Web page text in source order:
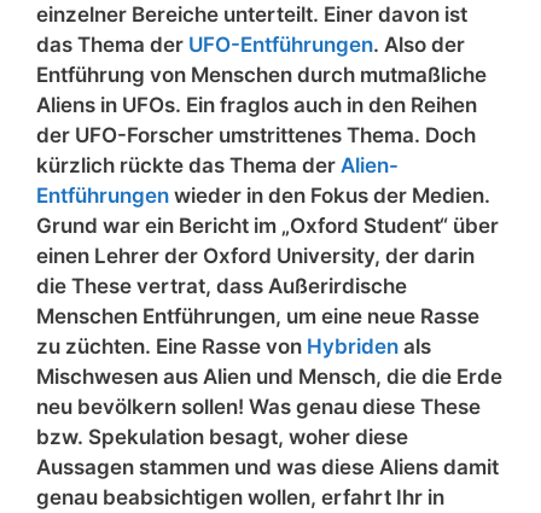
einzelner Bereiche unterteilt. Einer davon ist
das Thema der UFO-Entführungen. Also der
Entführung von Menschen durch mutmaßliche
Aliens in UFOs. Ein fraglos auch in den Reihen
der UFO-Forscher umstrittenes Thema. Doch
kürzlich rückte das Thema der Alien-
Entführungen wieder in den Fokus der Medien.
Grund war ein Bericht im „Oxford Student“ über
einen Lehrer der Oxford University, der darin
die These vertrat, dass Außerirdische
Menschen Entführungen, um eine neue Rasse
zu züchten. Eine Rasse von Hybriden als
Mischwesen aus Alien und Mensch, die die Erde
neu bevölkern sollen! Was genau diese These
bzw. Spekulation besagt, woher diese
Aussagen stammen und was diese Aliens damit
genau beabsichtigen wollen, erfahrt Ihr in